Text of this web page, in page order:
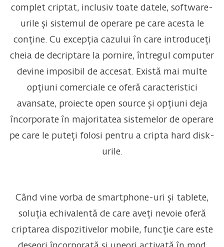
complet criptat, inclusiv toate datele, software-
urile și sistemul de operare pe care acesta le
conține. Cu excepția cazului în care introduceți
cheia de decriptare la pornire, întregul computer
devine imposibil de accesat. Există mai multe
opțiuni comerciale ce oferă caracteristici
avansate, proiecte open source și opțiuni deja
încorporate în majoritatea sistemelor de operare
pe care le puteți folosi pentru a cripta hard disk-
urile.
Când vine vorba de smartphone-uri și tablete,
soluția echivalentă de care aveți nevoie oferă
criptarea dispozitivelor mobile, funcție care este